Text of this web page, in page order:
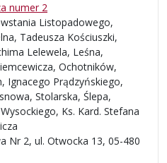
numer 2
Listopadowego,
Tadeusza Kościuszki,
Lelewela, Leśna,
Ochotników,
Ignacego Prądzyńskiego,
Stolarska, Ślepa,
Ks. Kard. Stefana
Nr 2, ul. Otwocka 13, 05-480